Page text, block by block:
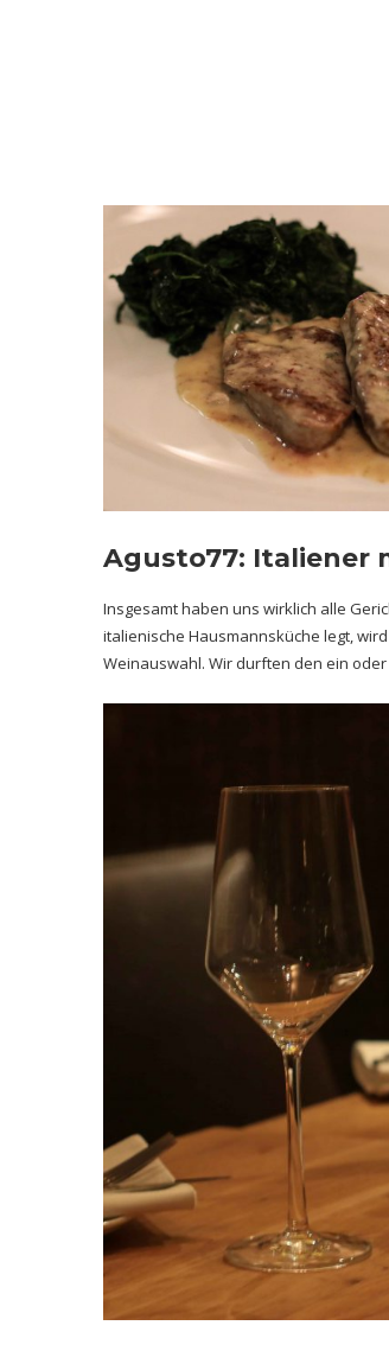
Agusto77: Italiener
Insgesamt haben uns wirklich alle
italienische Hausmannsküche legt,
Weinauswahl. Wir durften den ein